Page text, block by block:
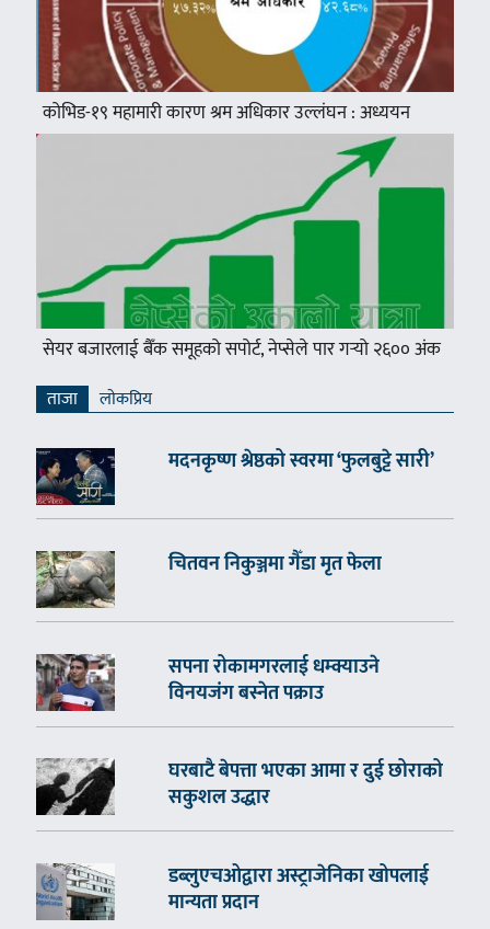
कोभिड-१९ महामारी कारण श्रम अधिकार उल्लंघन : अध्ययन
सेयर बजारलाई बैँक समूहको सपोर्ट, नेप्सेले पार गर्‍यो २६०० अंक
ताजा लाेकप्रिय
मदनकृष्ण श्रेष्ठको स्वरमा ‘फुलबुट्टे सारी’
चितवन निकुञ्जमा गैँडा मृत फेला
सपना रोकामगरलाई धम्क्याउने
विनयजंग बस्नेत पक्राउ
घरबाटै बेपत्ता भएका आमा र दुई छोराको
सकुशल उद्धार
डब्लुएचओद्वारा अस्ट्राजेनिका खोपलाई
मान्यता प्रदान